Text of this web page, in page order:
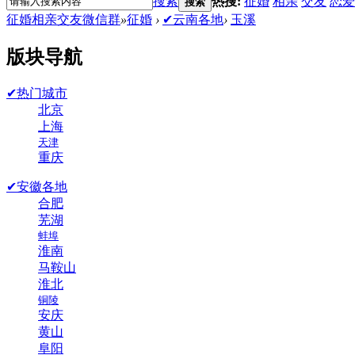
征婚相亲交友微信群»征婚 › ✔云南各地› 玉溪
版块导航
✔热门城市
北京
上海
天津
重庆
✔安徽各地
合肥
芜湖
蚌埠
淮南
马鞍山
淮北
铜陵
安庆
黄山
阜阳